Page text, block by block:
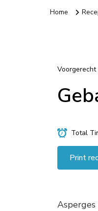
Home
Voorgerecht
Total
Print